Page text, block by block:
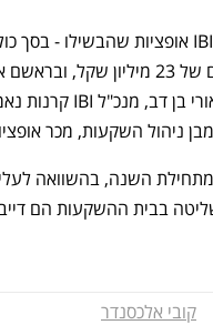
קובי אלכסנדר